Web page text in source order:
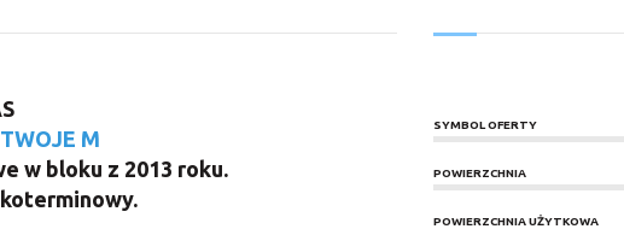
TWOJE M
w bloku z 2013 roku.
SYMBOL OFERTY
POWIERZCHNIA
POWIERZCHNIA UŻYTKOWA